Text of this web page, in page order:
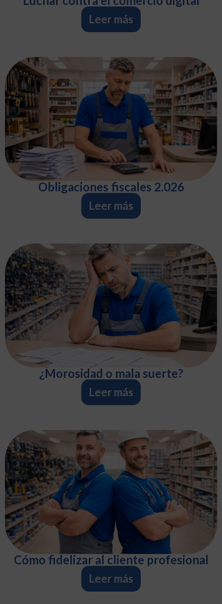
Leer más
Obligaciones fiscales 2.026
Leer más
¿Morosidad o mala suerte?
Leer más
Cómo fidelizar al cliente profesional
Leer más